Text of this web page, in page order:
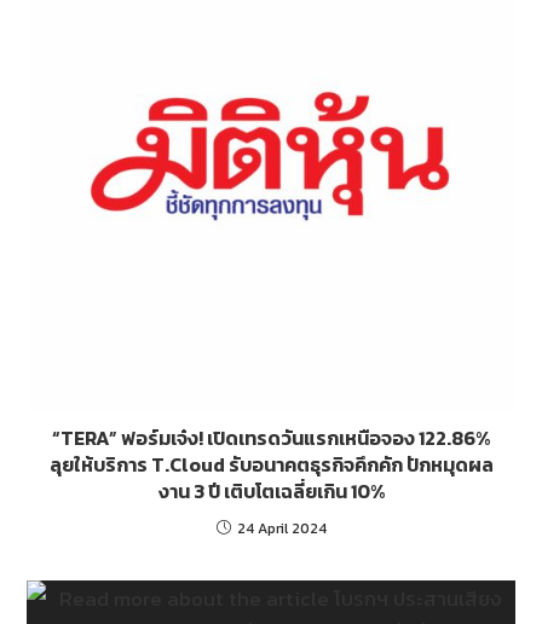
“TERA” ฟอร์มเจ๋ง! เปิดเทรดวันแรกเหนือจอง 122.86%
ลุยให้บริการ T.Cloud รับอนาคตธุรกิจคึกคัก ปักหมุดผล
งาน 3 ปี เติบโตเฉลี่ยเกิน 10%
24 April 2024